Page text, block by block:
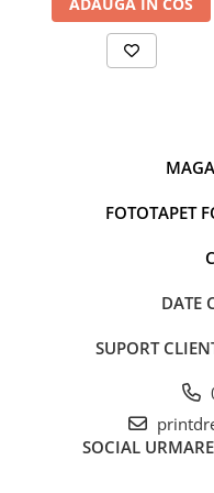
ADAUGA IN COS
FOTOTAPET
DATE
SUPORT
SOCIAL